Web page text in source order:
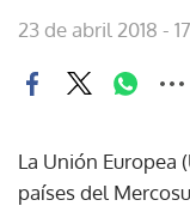
23 de abril 2018 -
La Unión Europea
países del